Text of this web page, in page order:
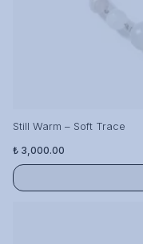
Still Warm – Soft Trace
₺ 3,000.00